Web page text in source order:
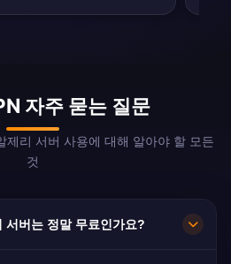
자주 묻는 질문
제리 서버 사용에 대해 알아야 할 모든
것
버는 정말 무료인가요?